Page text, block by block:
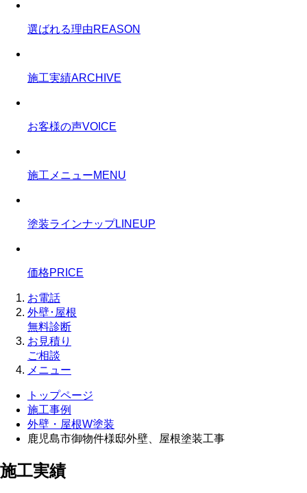
選ばれる理由REASON
施工実績ARCHIVE
お客様の声VOICE
施工メニューMENU
塗装ラインナップLINEUP
価格PRICE
お電話
外壁･屋根
無料診断
お見積り
ご相談
メニュー
トップページ
施工事例
外壁・屋根W塗装
鹿児島市御物件様邸外壁、屋根塗装工事
施工実績